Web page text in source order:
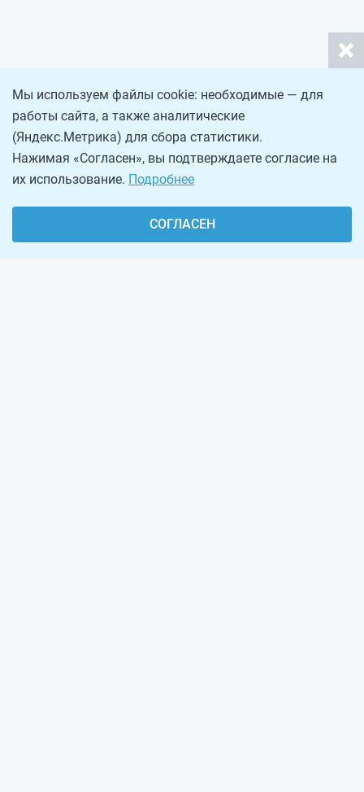
Мы используем файлы cookie: необходимые — для
работы сайта, а также аналитические
(Яндекс.Метрика) для сбора статистики.
Нажимая «Согласен», вы подтверждаете согласие на
их использование. Подробнее
СОГЛАСЕН